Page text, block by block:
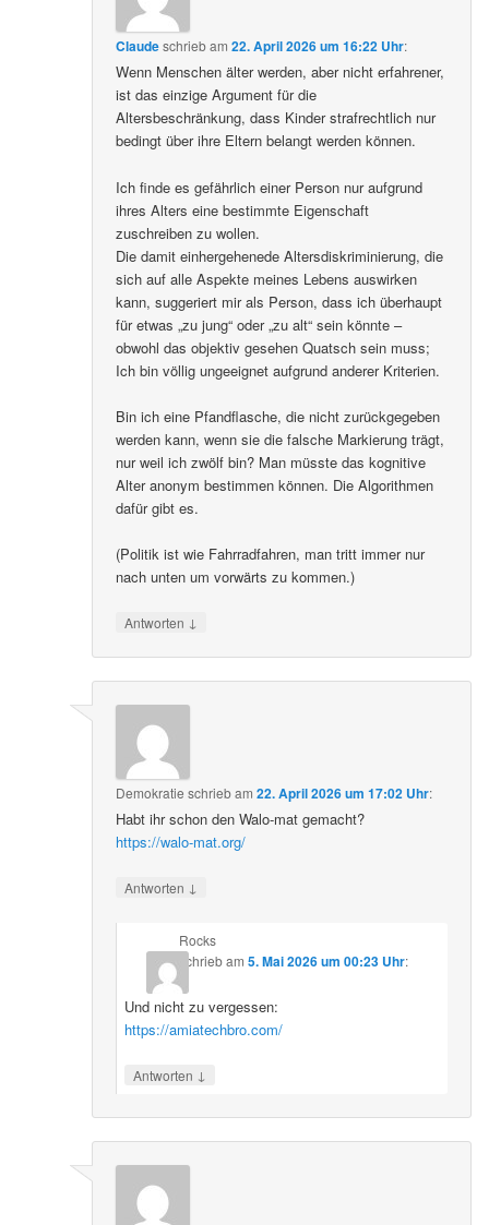
Claudeschriebam22. April 2026 um 16:22 Uhr:
Wenn Menschen älter werden, aber nicht erfahrener,
ist das einzige Argument für die
Altersbeschränkung, dass Kinder strafrechtlich nur
bedingt über ihre Eltern belangt werden können.
Ich finde es gefährlich einer Person nur aufgrund
ihres Alters eine bestimmte Eigenschaft
zuschreiben zu wollen.
Die damit einhergehenede Altersdiskriminierung, die
sich auf alle Aspekte meines Lebens auswirken
kann, suggeriert mir als Person, dass ich überhaupt
für etwas „zu jung“ oder „zu alt“ sein könnte –
obwohl das objektiv gesehen Quatsch sein muss;
Ich bin völlig ungeeignet aufgrund anderer Kriterien.
Bin ich eine Pfandflasche, die nicht zurückgegeben
werden kann, wenn sie die falsche Markierung trägt,
nur weil ich zwölf bin? Man müsste das kognitive
Alter anonym bestimmen können. Die Algorithmen
dafür gibt es.
(Politik ist wie Fahrradfahren, man tritt immer nur
nach unten um vorwärts zu kommen.)
Antworten ↓
Demokratie schriebam22. April 2026 um 17:02 Uhr:
Habt ihr schon den Walo-mat gemacht?
https://walo-mat.org/
Antworten ↓
Rocks
schriebam 5. Mai 2026 um 00:23 Uhr:
Und nicht zu vergessen:
https://amiatechbro.com/
Antworten ↓